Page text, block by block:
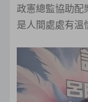
政憲總監協助配
是人間處處有溫